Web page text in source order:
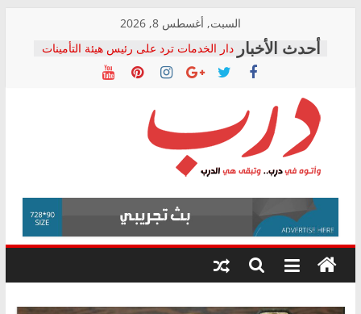
content
السبت, أغسطس 8, 2026
دار الخدمات ترد على رئيس هيئة التأمينات
بعد مؤتمره الصحفي: إنكار الأزمة لا ينهي
معاناة أصحاب المعاشات.. ونطالب بكشف
فرحات سليمان يكتب: القطاع الصحي إلى
أين؟
حزب التحالف الشعبي يطلق لجنة “الحق
في الصحة” بالإسكندرية لرصد الانتهاكات
ودعم المرضى
الوزاري لمدينة الصحفيين.. وانتهاء أعمال
إنشاء المبنى الإداري
المجلس القومي لحقوق الإنسان يعلن
متابعة قضية الدكتور محمد زهران.. ويؤكد:
قرينة البراءة وضمانات المحاكمة العادلة
درب
وأتوه
درب..
وتبقى
هي